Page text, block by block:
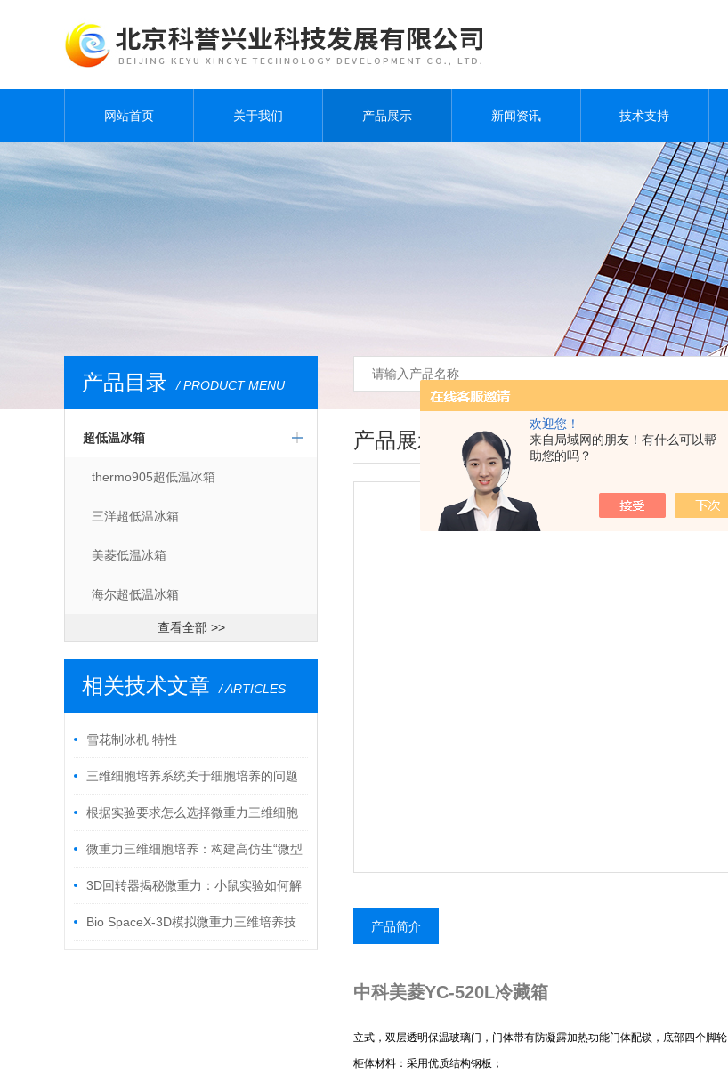
欢迎您！
来自局域网的朋友！有什么可以帮
助您的吗？
网站首页 关于我们 产品展示 新闻资讯 技术支持
产品目录 / PRODUCT MENU
超低温冰箱
thermo905超低温冰箱
三洋超低温冰箱
美菱低温冰箱
海尔超低温冰箱
查看全部 >>
相关技术文章 / ARTICLES
雪花制冰机 特性
三维细胞培养系统关于细胞培养的问题
解答根据实验要求怎么选择微重力三维细胞
培养系统
微重力三维细胞培养：构建高仿生“微型
器官”，开启再生医学新纪元
3D回转器揭秘微重力：小鼠实验如何解
锁太空健康密码？
Bio SpaceX-3D模拟微重力三维培养技
产品展示 您现在的位置：首页
产品简介
中科美菱YC-520L冷藏箱
立式，双层透明保温玻璃门，门体带有防凝露加热功能门体配锁，底部四个脚轮
柜体材料：采用优质结构钢板；